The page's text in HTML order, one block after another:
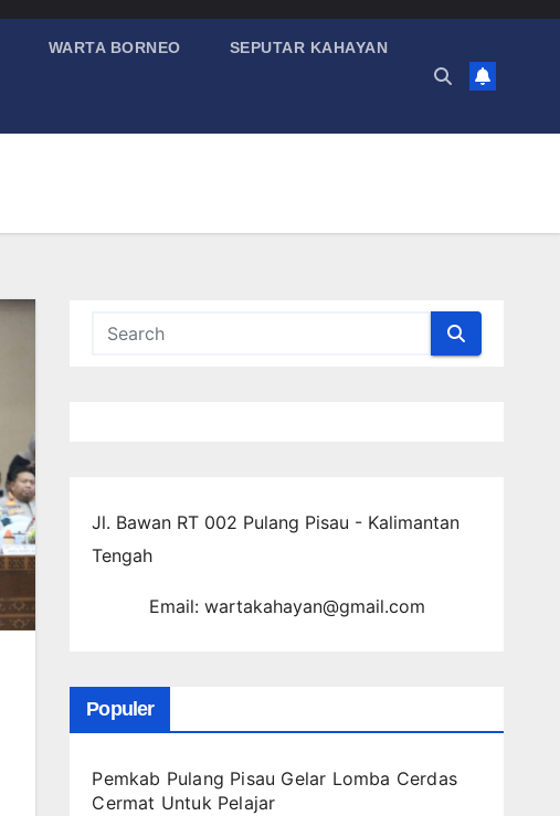
WARTA BORNEO SEPUTAR KAHAYAN
Jl. Bawan RT 002 Pulang Pisau - Kalimantan
Tengah
Email: wartakahayan@gmail.com
Populer
Pemkab Pulang Pisau Gelar Lomba Cerdas
Cermat Untuk Pelajar